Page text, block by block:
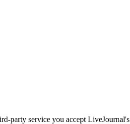
party service you accept LiveJournal's